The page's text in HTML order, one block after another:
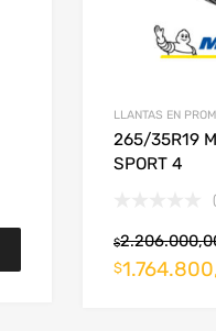
LLANTAS EN
265/35R19
SPORT 4
$
$